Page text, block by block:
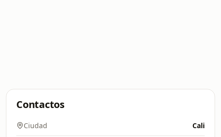
Contactos
Ciudad Cali